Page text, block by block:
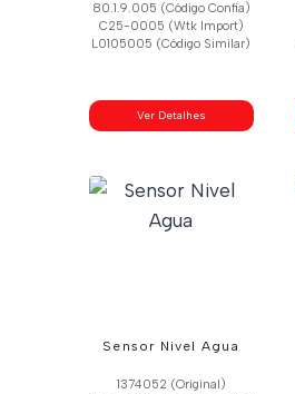
80.1.9.005 (Código Confia)
C25-0005 (Wtk Import)
L0105005 (Código Similar)
Ver Detalhes
Sensor Nivel Agua
1374052 (Original)